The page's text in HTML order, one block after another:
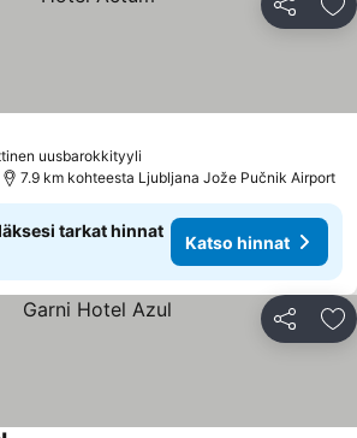
Jaa
uusbarokkityyli
7.9 km kohteesta Ljubljana Jože Pučnik Airport
tarkat hinnat
Katso hinnat
Jaa